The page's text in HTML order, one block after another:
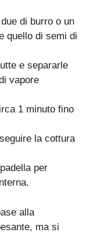
di burro o un
quello di semi di
e separarle
vapore
1 minuto fino
la cottura
per
alla
ma si